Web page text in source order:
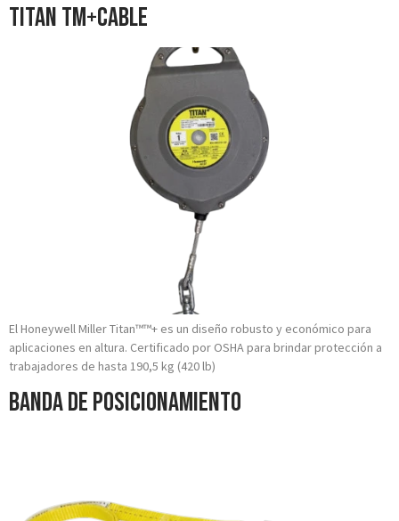
TITAN tm+CABLE
El Honeywell Miller Titan™™+ es un diseño robusto y económico para
aplicaciones en altura. Certificado por OSHA para brindar protección a
trabajadores de hasta 190,5 kg (420 lb)
Banda de Posicionamiento